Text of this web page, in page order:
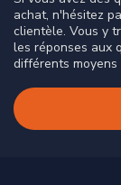
achat, n'hésitez
clientèle. Vous y
les réponses aux
différents